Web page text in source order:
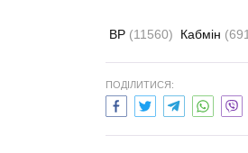
ВР (11560) Кабмін
ПОДІЛИТИСЯ: